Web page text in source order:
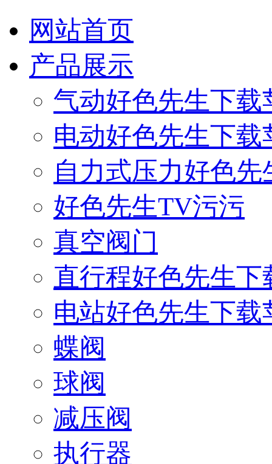
网站首页
产品展示
气动好色先生下
电动好色先生下
自力式压力好色
好色先生TV污污
真空阀门
直行程好色先生
电站好色先生下
蝶阀
球阀
减压阀
执行器